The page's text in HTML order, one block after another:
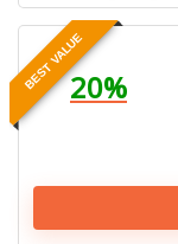
BEST VALUE20%